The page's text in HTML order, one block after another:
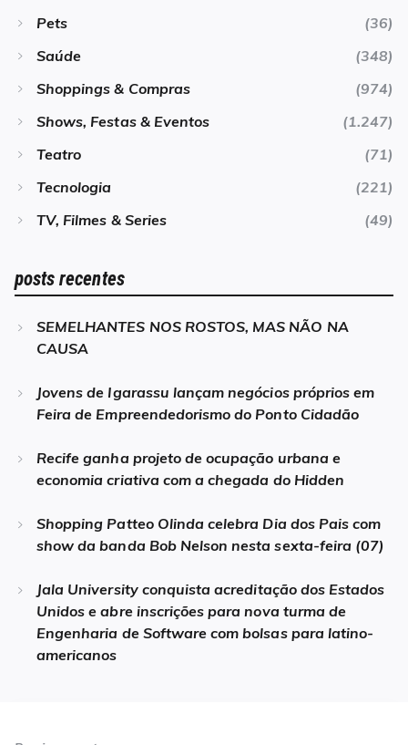
Pets
(36)
Saúde
(348)
Shoppings & Compras
(974)
Shows, Festas & Eventos
(1.247)
Teatro
(71)
Tecnologia
(221)
TV, Filmes & Series
(49)
posts recentes
SEMELHANTES NOS ROSTOS, MAS NÃO NA
CAUSA
Jovens de Igarassu lançam negócios próprios em
Feira de Empreendedorismo do Ponto Cidadão
Recife ganha projeto de ocupação urbana e
economia criativa com a chegada do Hidden
Shopping Patteo Olinda celebra Dia dos Pais com
show da banda Bob Nelson nesta sexta-feira (07)
Jala University conquista acreditação dos Estados
Unidos e abre inscrições para nova turma de
Engenharia de Software com bolsas para latino-
americanos